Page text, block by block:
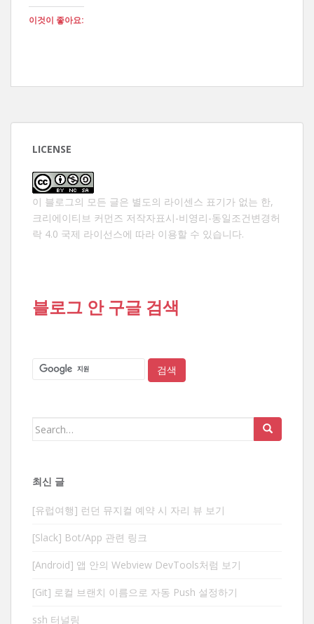
이것이 좋아요:
LICENSE
이 블로그의 모든 글은 별도의 라이센스 표기가 없는 한,
크리에이티브 커먼즈 저작자표시-비영리-동일조건변경허
락 4.0 국제 라이선스에 따라 이용할 수 있습니다.
블로그 안 구글 검색
Search
최신 글
[유럽여행] 런던 뮤지컬 예약 시 자리 뷰 보기
[Slack] Bot/App 관련 링크
[Android] 앱 안의 Webview DevTools처럼 보기
[Git] 로컬 브랜치 이름으로 자동 Push 설정하기
ssh 터널링